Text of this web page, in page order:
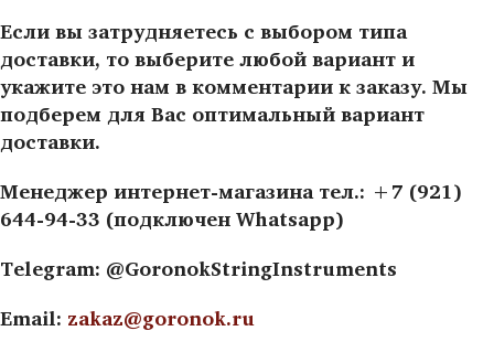
Если вы затрудняетесь с выбором типа
доставки, то выберите любой вариант и
укажите это нам в комментарии к заказу. Мы
подберем для Вас оптимальный вариант
доставки.
Менеджер интернет-магазина тел.: +7 (921)
644-94-33 (подключен Whatsapp)
Telegram: @GoronokStringInstruments
Email: zakaz@goronok.ru